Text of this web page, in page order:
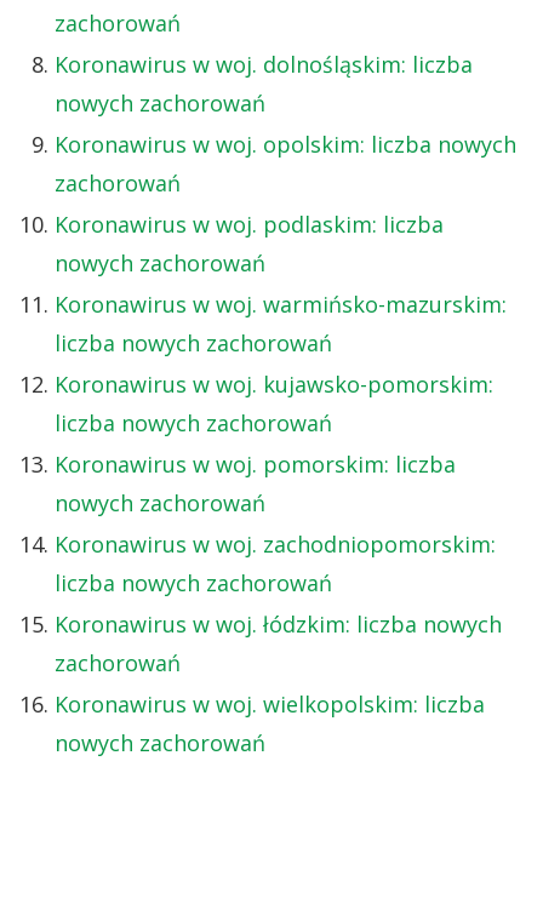
zachorowań
Koronawirus w woj. dolnośląskim: liczba
nowych zachorowań
Koronawirus w woj. opolskim: liczba nowych
zachorowań
Koronawirus w woj. podlaskim: liczba
nowych zachorowań
Koronawirus w woj. warmińsko-mazurskim:
liczba nowych zachorowań
Koronawirus w woj. kujawsko-pomorskim:
liczba nowych zachorowań
Koronawirus w woj. pomorskim: liczba
nowych zachorowań
Koronawirus w woj. zachodniopomorskim:
liczba nowych zachorowań
Koronawirus w woj. łódzkim: liczba nowych
zachorowań
Koronawirus w woj. wielkopolskim: liczba
nowych zachorowań